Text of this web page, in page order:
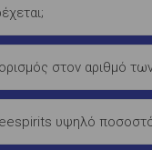
στον αριθμό
υψηλό